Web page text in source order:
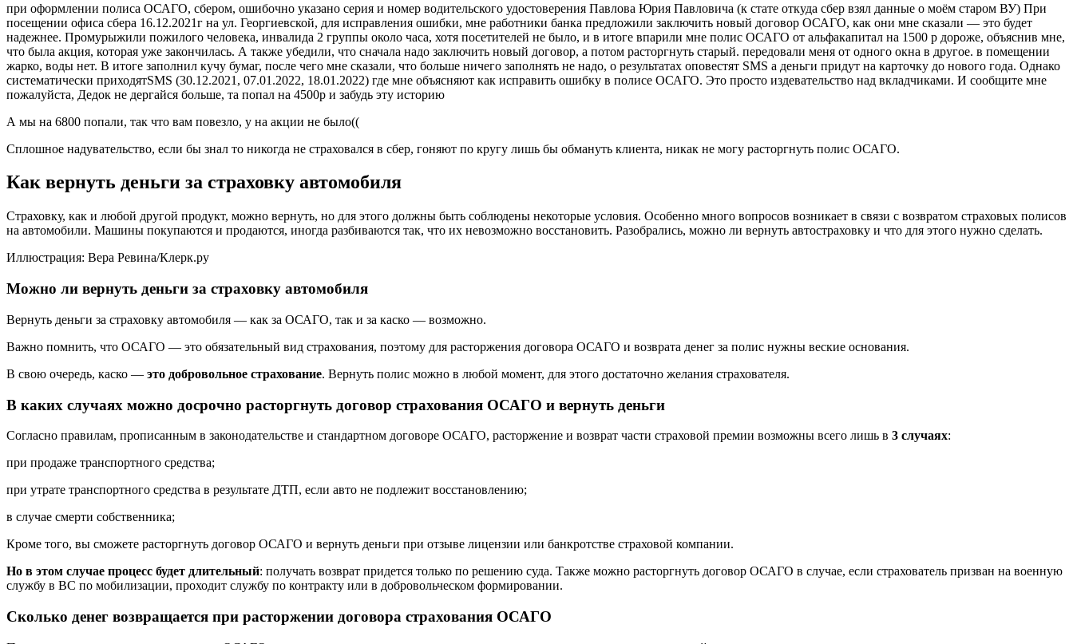
при оформлении полиса ОСАГО, сбером, ошибочно указано серия и номер водительского удостоверения Павлова Юрия Павловича (к стате откуда сбер взял данные о моём старом ВУ) При
посещении офиса сбера 16.12.2021г на ул. Георгиевской, для исправления ошибки, мне работники банка предложили заключить новый договор ОСАГО, как они мне сказали — это будет
надежнее. Промурыжили пожилого человека, инвалида 2 группы около часа, хотя посетителей не было, и в итоге впарили мне полис ОСАГО от альфакапитал на 1500 р дороже, объяснив мне,
что была акция, которая уже закончилась. А также убедили, что сначала надо заключить новый договор, а потом расторгнуть старый. передовали меня от одного окна в другое. в помещении
жарко, воды нет. В итоге заполнил кучу бумаг, после чего мне сказали, что больше ничего заполнять не надо, о результатах оповестят SMS а деньги придут на карточку до нового года. Однако
систематически приходятSMS (30.12.2021, 07.01.2022, 18.01.2022) где мне объясняют как исправить ошибку в полисе ОСАГО. Это просто издевательство над вкладчиками. И сообщите мне
пожалуйста, Дедок не дергайся больше, та попал на 4500р и забудь эту историю
А мы на 6800 попали, так что вам повезло, у на акции не было((
Сплошное надувательство, если бы знал то никогда не страховался в сбер, гоняют по кругу лишь бы обмануть клиента, никак не могу расторгнуть полис ОСАГО.
Как вернуть деньги за страховку автомобиля
Страховку, как и любой другой продукт, можно вернуть, но для этого должны быть соблюдены некоторые условия. Особенно много вопросов возникает в связи с возвратом страховых полисов
на автомобили. Машины покупаются и продаются, иногда разбиваются так, что их невозможно восстановить. Разобрались, можно ли вернуть автостраховку и что для этого нужно сделать.
Иллюстрация: Вера Ревина/Клерк.ру
Можно ли вернуть деньги за страховку автомобиля
Вернуть деньги за страховку автомобиля — как за ОСАГО, так и за каско — возможно.
Важно помнить, что ОСАГО — это обязательный вид страхования, поэтому для расторжения договора ОСАГО и возврата денег за полис нужны веские основания.
В свою очередь, каско — это добровольное страхование. Вернуть полис можно в любой момент, для этого достаточно желания страхователя.
В каких случаях можно досрочно расторгнуть договор страхования ОСАГО и вернуть деньги
Согласно правилам, прописанным в законодательстве и стандартном договоре ОСАГО, расторжение и возврат части страховой премии возможны всего лишь в 3 случаях:
при продаже транспортного средства;
при утрате транспортного средства в результате ДТП, если авто не подлежит восстановлению;
в случае смерти собственника;
Кроме того, вы сможете расторгнуть договор ОСАГО и вернуть деньги при отзыве лицензии или банкротстве страховой компании.
Но в этом случае процесс будет длительный: получать возврат придется только по решению суда. Также можно расторгнуть договор ОСАГО в случае, если страхователь призван на военную
службу в ВС по мобилизации, проходит службу по контракту или в добровольческом формировании.
Сколько денег возвращается при расторжении договора страхования ОСАГО